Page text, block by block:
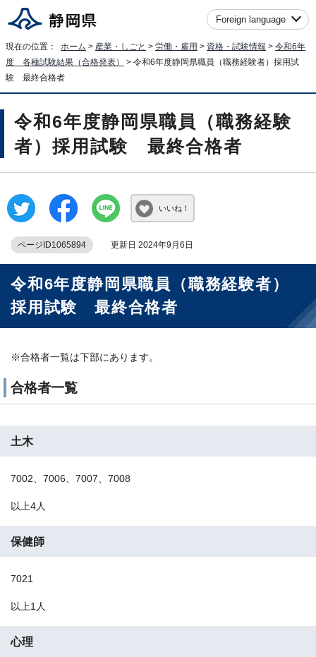
Foreign language
現在の位置： ホーム > 産業・しごと > 労働・雇用 > 資格・試験情報 > 令和6年
度 各種試験結果（合格発表）
> 令和6年度静岡県職員（職務経験者）採用試
験 最終合格者
令和6年度静岡県職員（職務経験
者）採用試験 最終合格者
いいね！
ページID1065894 更新日 2024年9月6日
令和6年度静岡県職員（職務経験者）
採用試験 最終合格者
※合格者一覧は下部にあります。
合格者一覧
土木
7002、7006、7007、7008
以上4人
保健師
7021
以上1人
心理